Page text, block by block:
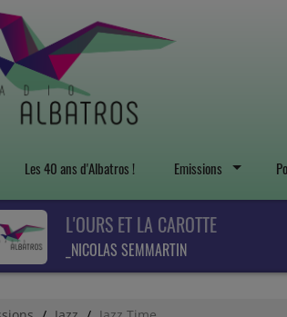
Les 40 ans d'Albatros ! Emissions
L'OURS ET LA CAROTTE
_NICOLAS SEMMARTIN